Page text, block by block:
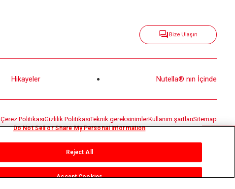
Bize Ulaşın
Hikayeler Nutella® nın İçinde
Çerez PolitikasıGizlilik PolitikasıTeknik gereksinimlerKullanım şartlarıSitemap
Do Not Sell or Share My Personal Information
Reject All
Accept Cookies